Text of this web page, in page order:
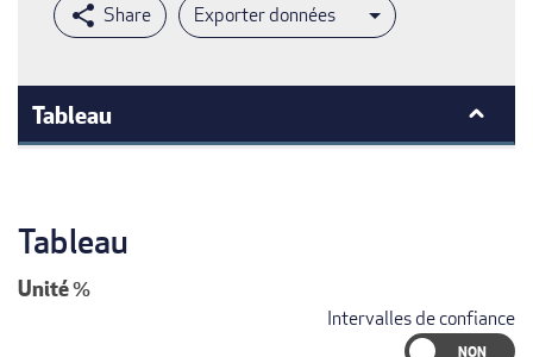
Exporter données
Tableau
Tableau
Unité%
Intervalles de confiance